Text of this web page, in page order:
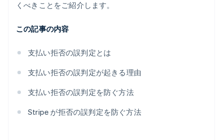
くべきことをご紹介します。
この記事の内容
支払い拒否の誤判定とは
支払い拒否の誤判定が起きる理由
支払い拒否の誤判定を防ぐ方法
Stripe が拒否の誤判定を防ぐ方法